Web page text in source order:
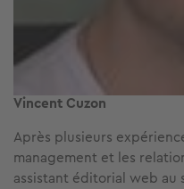
Vincent Cuzon
Après plusieurs
management et les
assistant éditorial web au